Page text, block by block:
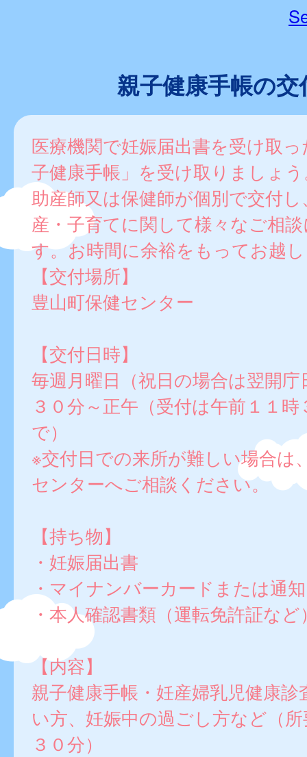
親子健康手帳の交
医療機関で妊娠届出書を受け取
子健康手帳」を受け取りましょ
助産師又は保健師が個別で交付
産・子育てに関して様々なご相
す。お時間に余裕をもってお越
【交付場所】
豊山町保健センター
【交付日時】
毎週月曜日（祝日の場合は翌開庁
３０分～正午（受付は午前１１時
で）
※交付日での来所が難しい場合は
センターへご相談ください。
【持ち物】
・妊娠届出書
・マイナンバーカードまたは通
・本人確認書類（運転免許証など
【内容】
親子健康手帳・妊産婦乳児健康診
い方、妊娠中の過ごし方など（
３０分）